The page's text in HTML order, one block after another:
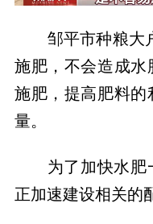
邹平市种粮大
施肥，不会造成
施肥，提高肥料
量。
为了加快水
正加速建设相关的